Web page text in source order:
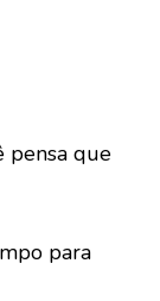
pensa que
para